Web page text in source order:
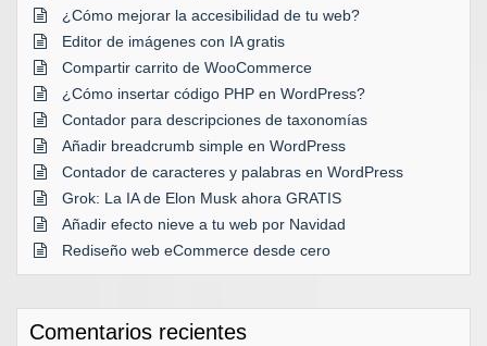
¿Cómo mejorar la accesibilidad de tu web?
Editor de imágenes con IA gratis
Compartir carrito de WooCommerce
¿Cómo insertar código PHP en WordPress?
Contador para descripciones de taxonomías
Añadir breadcrumb simple en WordPress
Contador de caracteres y palabras en WordPress
Grok: La IA de Elon Musk ahora GRATIS
Añadir efecto nieve a tu web por Navidad
Rediseño web eCommerce desde cero
Comentarios recientes